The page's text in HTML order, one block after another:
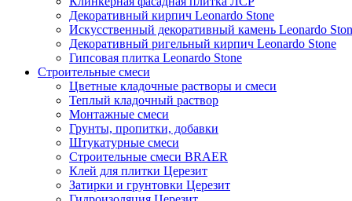
Декоративный кирпич Leonardo Stone
Искусственный декоративный камень Leonardo
Декоративный ригельный кирпич Leonardo Stone
Гипсовая плитка Leonardo Stone
Строительные смеси
Цветные кладочные растворы и смеси
Теплый кладочный раствор
Монтажные смеси
Грунты, пропитки, добавки
Штукатурные смеси
Строительные смеси BRAER
Клей для плитки Церезит
Затирки и грунтовки Церезит